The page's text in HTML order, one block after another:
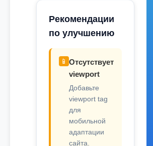
Рекомендации
по улучшению
📱 Отсутствует
viewport
Добавьте
viewport tag
для
мобильной
адаптации
сайта.